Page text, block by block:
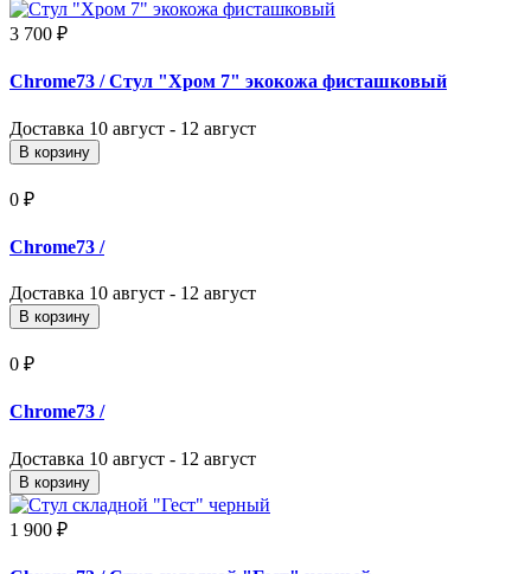
3 700 ₽
Chrome73 / Стул "Хром 7" экокожа фисташковый
Доставка 10 август - 12 август
В корзину
0 ₽
Chrome73 /
Доставка 10 август - 12 август
В корзину
0 ₽
Chrome73 /
Доставка 10 август - 12 август
В корзину
1 900 ₽